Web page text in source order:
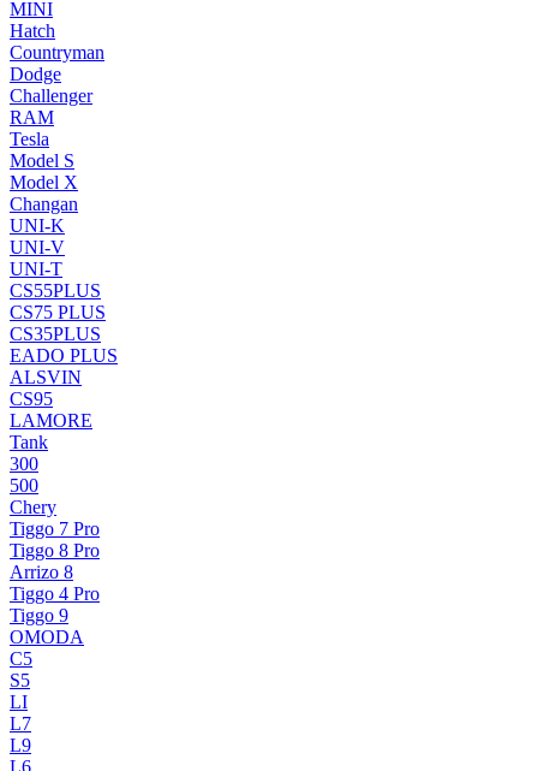
MINI
Hatch
Countryman
Dodge
Challenger
RAM
Tesla
Model S
Model X
Changan
UNI-K
UNI-V
UNI-T
CS55PLUS
CS75 PLUS
CS35PLUS
EADO PLUS
ALSVIN
CS95
LAMORE
Tank
300
500
Chery
Tiggo 7 Pro
Tiggo 8 Pro
Arrizo 8
Tiggo 4 Pro
Tiggo 9
OMODA
C5
S5
LI
L7
L9
L6